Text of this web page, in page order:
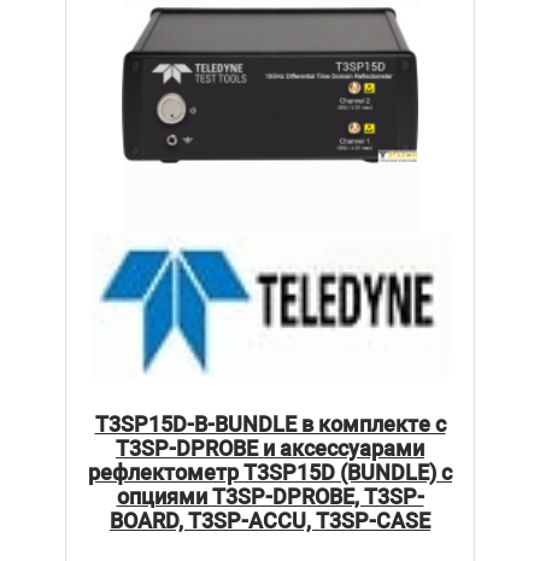
T3SP15D-B-BUNDLE в комплекте с
T3SP-DPROBE и аксессуарами
рефлектометр T3SP15D (BUNDLE) c
опциями T3SP-DPROBE, T3SP-
BOARD, T3SP-ACCU, T3SP-CASE